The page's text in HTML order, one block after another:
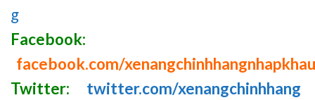
g
Facebook:
facebook.com/xenangchinhhangnhapkhau
Twitter:
twitter.com/xenangchinhhang